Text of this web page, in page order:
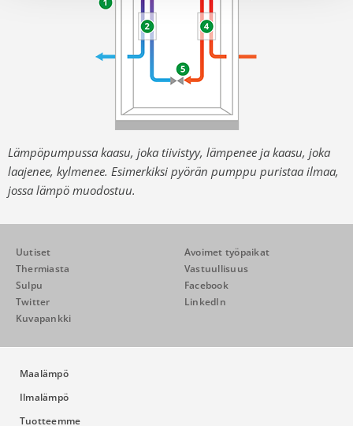
Lämpöpumpussa kaasu, joka tiivistyy, lämpenee ja kaasu, joka
laajenee, kylmenee. Esimerkiksi pyörän pumppu puristaa ilmaa,
jossa lämpö muodostuu.
Uutiset
Avoimet työpaikat
Thermiasta
Vastuullisuus
Sulpu
Facebook
Twitter
LinkedIn
Kuvapankki
Maalämpö
Ilmalämpö
Tuotteemme